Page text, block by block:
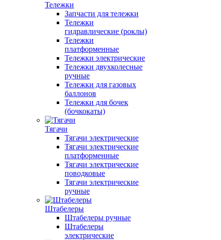
Тележки
Запчасти для тележки
Тележки
гидравлические (роклы)
Тележки
платформенные
Тележки электрические
Тележки двухколесные
ручные
Тележки для газовых
баллонов
Тележки для бочек
(бочкокаты)
Тягачи
Тягачи электрические
Тягачи электрические
платформенные
Тягачи электрические
поводковые
Тягачи электрические
ручные
Штабелеры
Штабелеры ручные
Штабелеры
электрические